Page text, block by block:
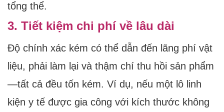
tổng thể.
3. Tiết kiệm chi phí về lâu dài
Độ chính xác kém có thể dẫn đến lãng phí vật
liệu, phải làm lại và thậm chí thu hồi sản phẩm
—tất cả đều tốn kém. Ví dụ, nếu một lô linh
kiện y tế được gia công với kích thước không